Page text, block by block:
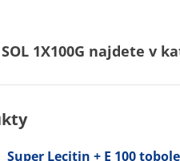
SOL 1X100G najdete v
Super Lecitin + E 100